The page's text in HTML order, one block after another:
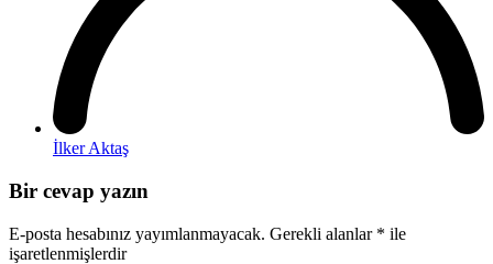
İlker Aktaş
Bir cevap yazın
E-posta hesabınız yayımlanmayacak. Gerekli alanlar * ile
işaretlenmişlerdir